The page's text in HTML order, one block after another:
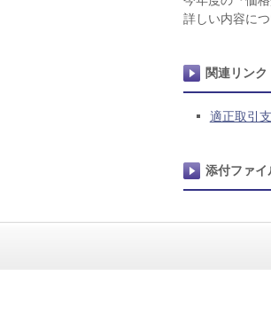
詳しい内容に
関連リンク
適正取引
添付ファイ